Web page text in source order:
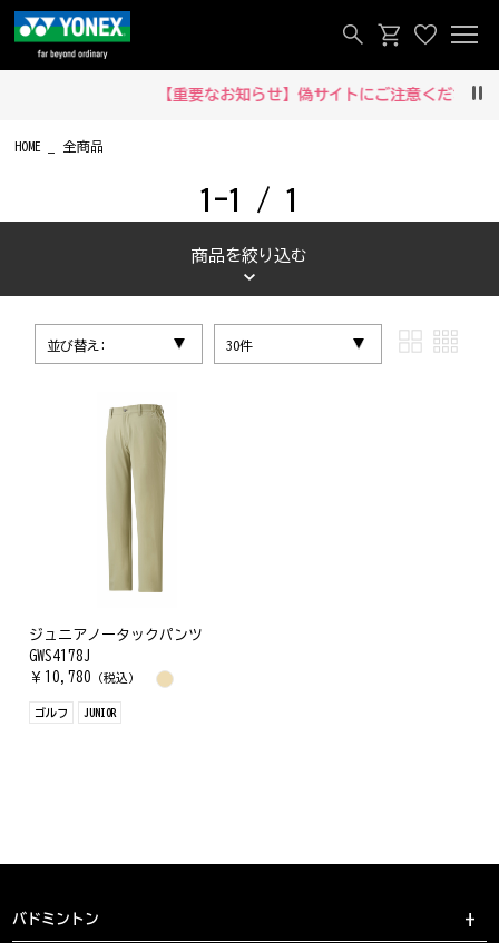
【重要なお知らせ】偽サイトにご注意ください‼
HOME 全商品
1-1 / 1
商品を絞り込む
並び替え: 30件
ジュニアノータックパンツ
GWS4178J
￥ 10,780 （税込）
ゴルフ JUNIOR
バドミントン